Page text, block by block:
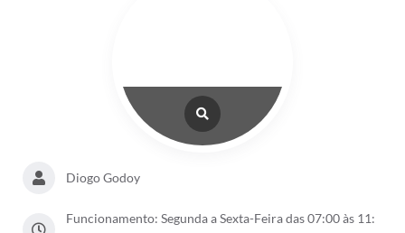
Diogo Godoy
Funcionamento: Segunda a Sexta-Feira das 07:00 às 11: